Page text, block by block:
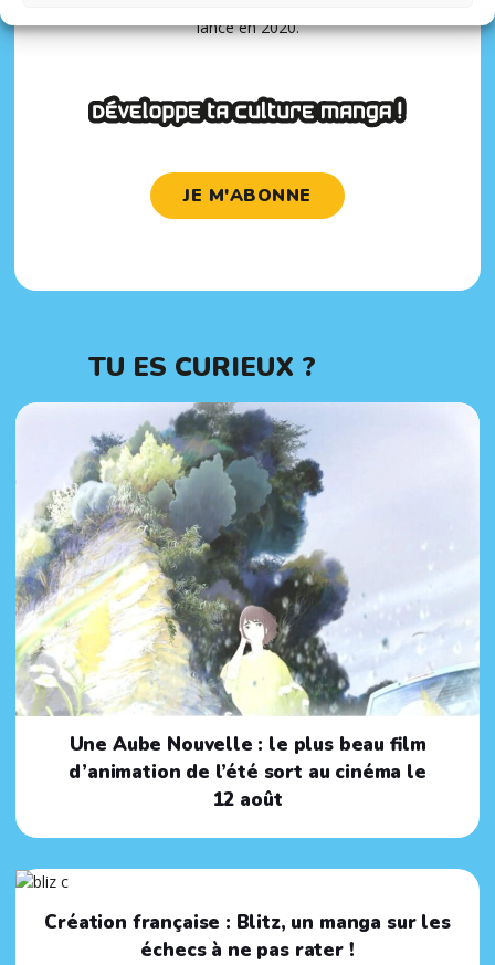
lancé en 2020.
JE M'ABONNE
TU ES CURIEUX ?
Une Aube Nouvelle : le plus beau film
d’animation de l’été sort au cinéma le
12 août
Création française : Blitz, un manga sur les
échecs à ne pas rater !